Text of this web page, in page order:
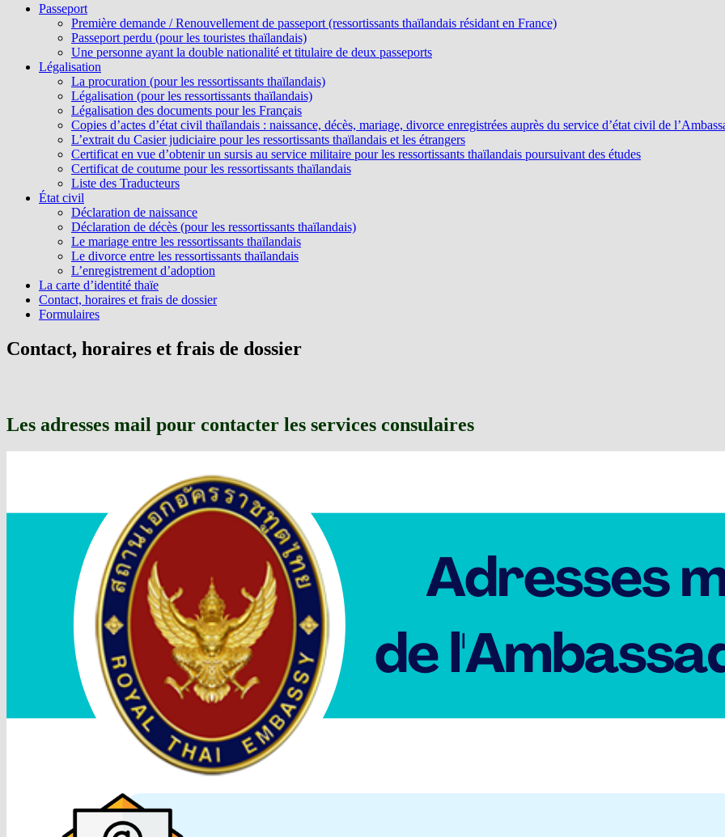
Passeport
Première demande / Renouvellement de passeport (ressortissants thaïlandais résidant en France)
Passeport perdu (pour les touristes thaïlandais)
Une personne ayant la double nationalité et titulaire de deux passeports
Légalisation
La procuration (pour les ressortissants thaïlandais)
Légalisation (pour les ressortissants thaïlandais)
Légalisation des documents pour les Français
Copies d’actes d’état civil thaïlandais : naissance, décès, mariage, divorce enregistrées auprès du service d’état civil de
L’extrait du Casier judiciaire pour les ressortissants thaïlandais et les étrangers
Certificat en vue d’obtenir un sursis au service militaire pour les ressortissants thaïlandais poursuivant des études
Certificat de coutume pour les ressortissants thaïlandais
Liste des Traducteurs
État civil
Déclaration de naissance
Déclaration de décès (pour les ressortissants thaïlandais)
Le mariage entre les ressortissants thaïlandais
Le divorce entre les ressortissants thaïlandais
L’enregistrement d’adoption
La carte d’identité thaïe
Contact, horaires et frais de dossier
Formulaires
Contact, horaires et frais de dossier
Les adresses mail pour contacter les services consulaires